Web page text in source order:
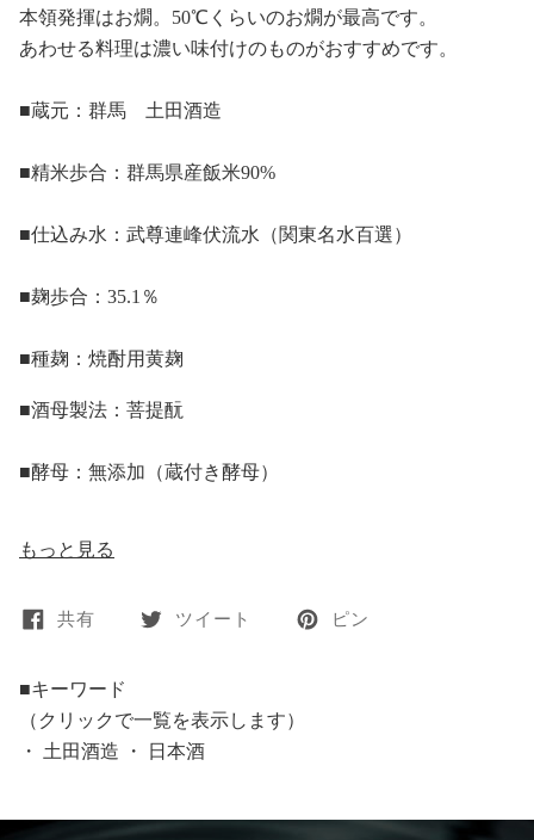
本領発揮はお燗。50℃くらいのお燗が最高です。
あわせる料理は濃い味付けのものがおすすめです。
■蔵元：群馬 土田酒造
■精米歩合：群馬県産飯米90%
■仕込み水：武尊連峰伏流水（関東名水百選）
■麹歩合：35.1％
■種麹：焼酎用黄麹
■酒母製法：菩提酛
■酵母：無添加（蔵付き酵母）
もっと見る
共有 ツイート ピン
■キーワード
（クリックで一覧を表示します）
・ 土田酒造 ・ 日本酒